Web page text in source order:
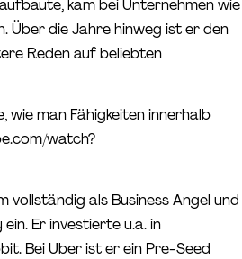
kam bei Unternehmen wie
Über die Jahre hinweg ist er den
Reden auf beliebten
wie man Fähigkeiten innerhalb
watch?
vollständig als Business Angel und
Er investierte u.a. in
Bei Uber ist er ein Pre-Seed